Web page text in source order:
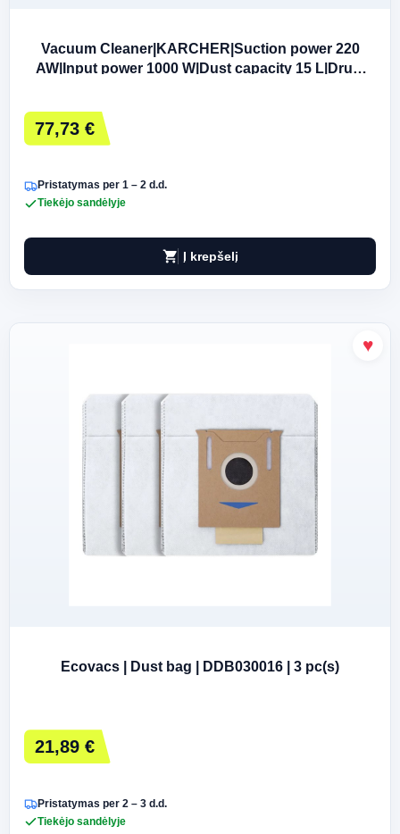
Vacuum Cleaner|KARCHER|Suction power 220
AW|Input power 1000 W|Dust capacity 15 L|Drum
77,73 €
Pristatymas per 1 – 2 d.d.
Tiekėjo sandėlyje
shopping_cart Į krepšelį
Ecovacs | Dust bag | DDB030016 | 3 pc(s)
21,89 €
Pristatymas per 2 – 3 d.d.
Tiekėjo sandėlyje